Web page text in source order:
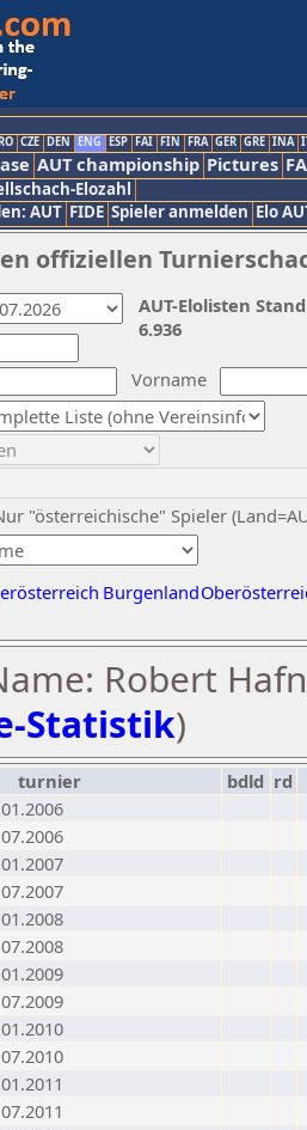
CZE DEN ENG ESP FAI FIN FRA GER GRE INA
AUT championship Pictures
Elozahl
AUT FIDE Spieler anmelden Elo
offiziellen
Vorname
"österreichische" Spieler
Burgenland
AUT-Elolisten
6.936
Robert
Statistik)
turnier bdld rd